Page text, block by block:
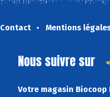
Contact Mentions
Nous suivre sur
Votre magasin Biocoop